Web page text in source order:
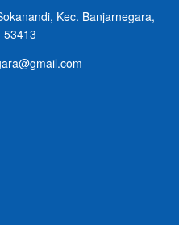
Kec. Banjarnegara,
53413